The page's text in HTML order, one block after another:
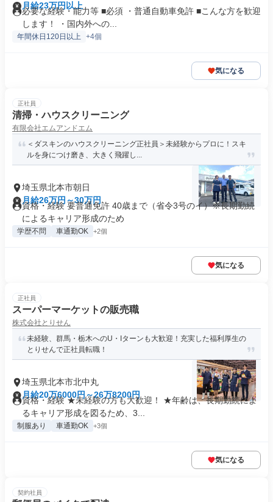
月給23万円以上
必要な経験・能力等 ■必須 ・普通自動車免許 ■こんな方を歓迎
します！ ・国内外への...
年間休日120日以上 +4個
気になる
正社員
清掃・ハウスクリーニング
有限会社エムアンドエム
＜ダスキンのハウスクリーニング正社員＞未経験からプロに！スキ
ルを身につけ磨き、大きく飛躍し...
埼玉県北本市朝日
月給26万円～30万円
資格・経験 要普通免許 40歳まで（省令3号のイ）※長期勤続
によるキャリア形成のため
学歴不問 車通勤OK +2個
気になる
正社員
スーパーマーケットの販売職
株式会社とりせん
未経験、群馬・栃木へのU・Iターンも大歓迎！充実した福利厚生の
とりせんで正社員転職！
埼玉県北本市北中丸
月給20万6000円～26万8200円
資格・経験 ★未経験の方も大歓迎！ ★年齢は、長期勤続によ
るキャリア形成を図るため、3...
制服あり 車通勤OK +3個
気になる
契約社員